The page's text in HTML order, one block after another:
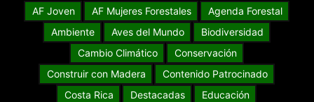
AF Joven AF Mujeres Forestales
Agenda Forestal
Ambiente
Aves del Mundo
Biodiversidad
Cambio Climático
Conservación
Construir con Madera
Contenido Patrocinado
Costa Rica
Destacadas
Educación